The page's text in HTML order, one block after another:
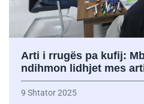
Arti i rrugës pa kufij:
ndihmon lidhjet mes
9 Shtator 2025